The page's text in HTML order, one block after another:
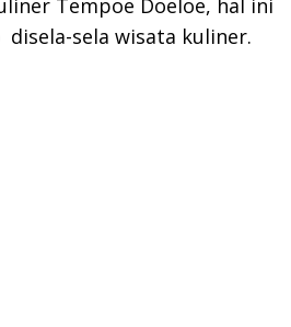
Tempoe Doeloe, hal ini
disela-sela wisata kuliner.